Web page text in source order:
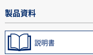
製品資料
説明書